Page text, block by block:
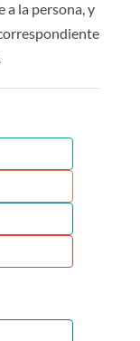
a la persona, y